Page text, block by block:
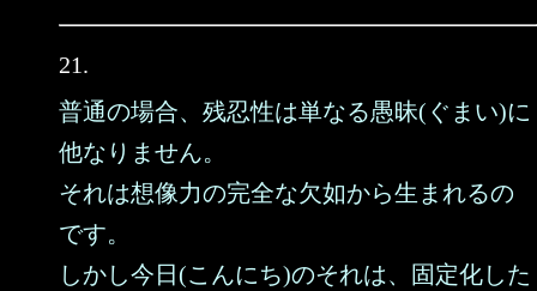
21.
普通の場合、残忍性は単なる愚昧(ぐまい)に
他なりません。
それは想像力の完全な欠如から生まれるの
です。
しかし今日(こんにち)のそれは、固定化した